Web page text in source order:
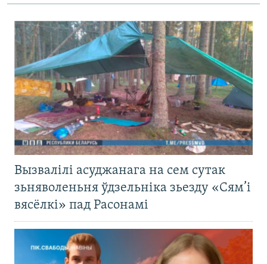
Вызвалілі асуджанага на сем сутак
зьняволеньня ўдзельніка зьезду «Сям’і
вясёлкі» пад Расонамі